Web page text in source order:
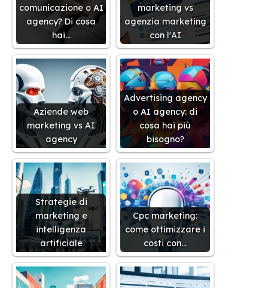
comunicazione o AI
agency? Di cosa
hai…
marketing vs
agenzia marketing
con l'AI
Aziende web
marketing vs AI
agency
Advertising agency
o AI agency: di
cosa hai più
bisogno?
Strategie di
marketing e
intelligenza
artificiale
Cpc marketing:
come ottimizzare i
costi con…